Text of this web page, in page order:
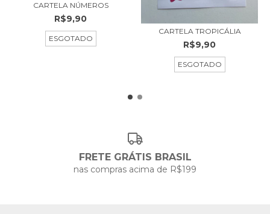
CARTELA NÚMEROS
R$9,90
ESGOTADO
CARTELA TROPICÁLIA
R$9,90
ESGOTADO
FRETE GRÁTIS BRASIL
nas compras acima de R$199